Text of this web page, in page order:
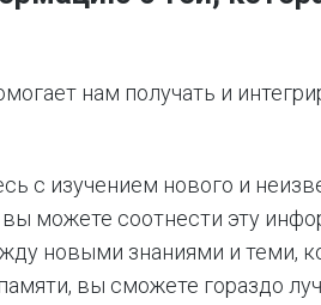
нам получать и
с изучением нового и
можете соотнести эту
новыми знаниями и теми,
вы сможете гораздо